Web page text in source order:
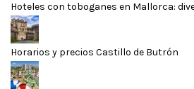
Hoteles con toboganes en Mallorca:
Horarios y precios Castillo de Butrón